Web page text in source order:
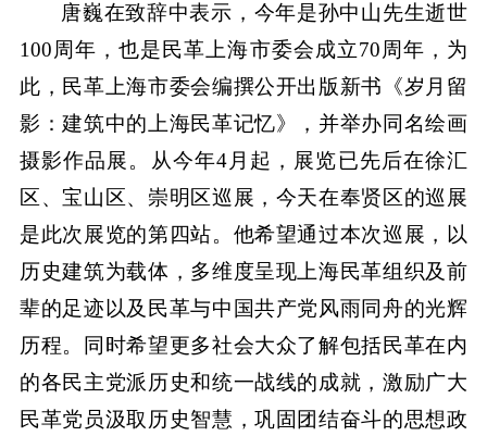
唐巍在致辞中表示，今年是孙中山先生逝世
100周年，也是民革上海市委会成立70周年，为
此，民革上海市委会编撰公开出版新书《岁月留
影：建筑中的上海民革记忆》，并举办同名绘画
摄影作品展。从今年4月起，展览已先后在徐汇
区、宝山区、崇明区巡展，今天在奉贤区的巡展
是此次展览的第四站。他希望通过本次巡展，以
历史建筑为载体，多维度呈现上海民革组织及前
辈的足迹以及民革与中国共产党风雨同舟的光辉
历程。同时希望更多社会大众了解包括民革在内
的各民主党派历史和统一战线的成就，激励广大
民革党员汲取历史智慧，巩固团结奋斗的思想政